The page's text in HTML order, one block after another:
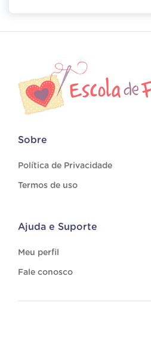
Sobre
Política de Privacidade
Termos de uso
Ajuda e Suporte
Meu perfil
Fale conosco